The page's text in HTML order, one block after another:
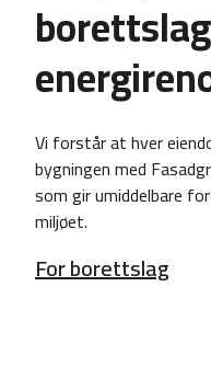
Vi forstår at hver
bygningen med
som gir umiddelbare
miljøet.
For borettslag